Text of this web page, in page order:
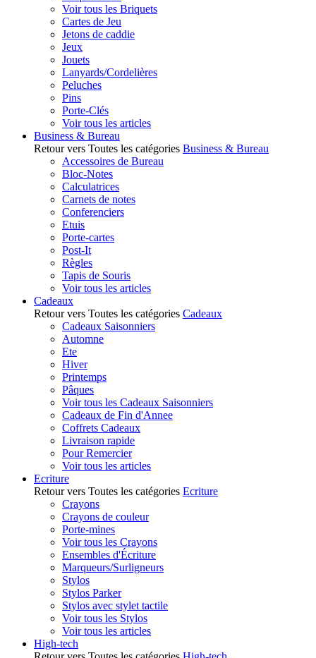
Voir tous les Briquets
Cartes de Jeu
Jetons de caddie
Jeux
Jouets
Lanyards/Cordelières
Peluches
Pins
Porte-Clés
Voir tous les articles
Business & Bureau
Retour vers Toutes les catégories Business & Bureau
Accessoires de Bureau
Bloc-Notes
Calculatrices
Carnets de notes
Conferenciers
Etuis
Porte-cartes
Post-It
Règles
Tapis de Souris
Voir tous les articles
Cadeaux
Retour vers Toutes les catégories Cadeaux
Cadeaux Saisonniers
Automne
Ete
Hiver
Printemps
Pâques
Voir tous les Cadeaux Saisonniers
Cadeaux de Fin d'Annee
Coffrets Cadeaux
Livraison rapide
Pour Remercier
Voir tous les articles
Ecriture
Retour vers Toutes les catégories Ecriture
Crayons
Crayons de couleur
Porte-mines
Voir tous les Crayons
Ensembles d'Écriture
Marqueurs/Surligneurs
Stylos
Stylos Parker
Stylos avec stylet tactile
Voir tous les Stylos
Voir tous les articles
High-tech